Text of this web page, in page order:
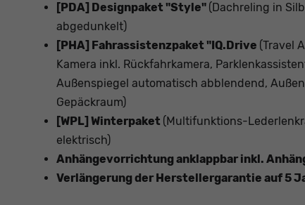
[PDA] Designpaket "Style" (Dachreling in
abgedunkelt)
[PHA] Fahrassistenzpaket "IQ.Drive (Travel
Kamera inkl. Rückfahrkamera,
Außenspiegel automatisch abblendend,
Gepäckraum)
[WPL] Winterpaket (Multifunktions-
elektrisch)
Anhängevorrichtung anklappbar inkl.
Verlängerung der Herstellergarantie auf 5